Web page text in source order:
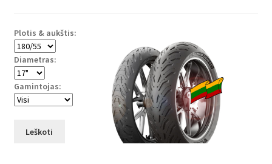
Plotis & aukštis:
Diametras:
Gamintojas:
Leškoti